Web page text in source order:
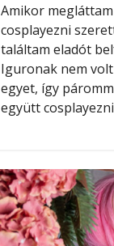
Amikor
cosplayezni
találtam eladót
Iguronak nem
egyet, így
együtt